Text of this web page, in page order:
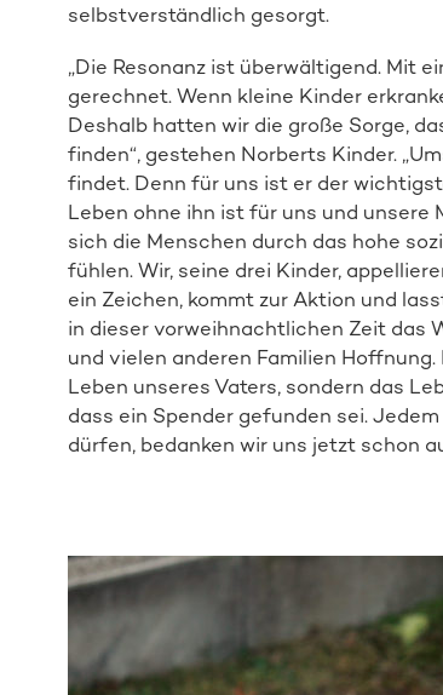
selbstverständlich gesorgt.
„Die Resonanz ist überwältigend. Mit
gerechnet. Wenn kleine Kinder
Deshalb hatten wir die große Sorge,
finden“, gestehen Norberts Kinder.
findet. Denn für uns ist er der
Leben ohne ihn ist für uns und unsere
sich die Menschen durch das hohe
fühlen. Wir, seine drei Kinder,
ein Zeichen, kommt zur Aktion und
in dieser vorweihnachtlichen Zeit das
und vielen anderen Familien
Leben unseres Vaters, sondern das
dass ein Spender gefunden sei.
dürfen, bedanken wir uns jetzt schon